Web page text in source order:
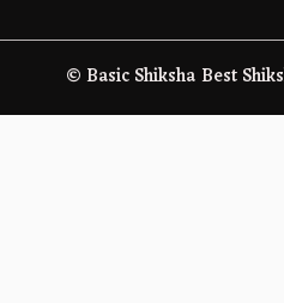
© Basic Shiksha Best